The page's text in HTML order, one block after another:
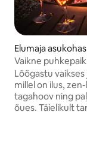
Elumaja
Vaikne
tuleasemega |
Lõõgastu
millel on ilus,
tagahoov ning
õues. Täielikult tarastatud, koerasõbralik